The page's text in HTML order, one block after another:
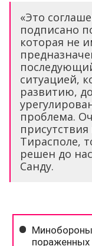
«Это
подписано
которая не
ситуацией,
развитию,
проблема.
Тирасполе,
решен до
Санду.